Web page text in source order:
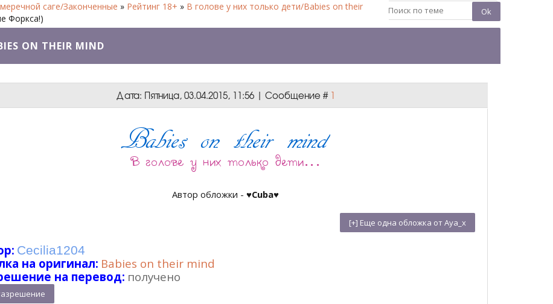
саге/Законченные » Рейтинг 18+ » В голове у них только дети/Babies on their
Форкса!)
ON THEIR MIND
Дата: Пятница, 03.04.2015, 11:56 | Сообщение # 1
Автор обложки - ♥Cuba♥
Cecilia1204
на оригинал: Babies on their mind
на перевод: получено